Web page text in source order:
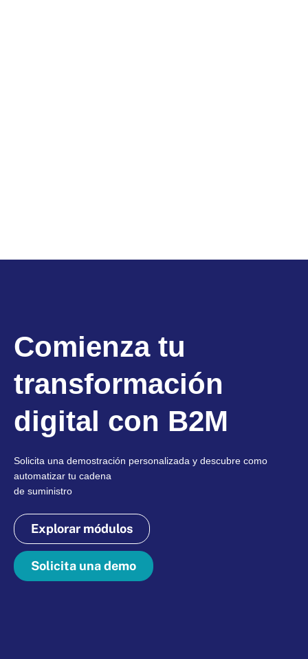
Comienza tu
transformación
digital con B2M
Solicita una demostración personalizada y descubre como
automatizar tu cadena
de suministro
Explorar módulos
Solicita una demo